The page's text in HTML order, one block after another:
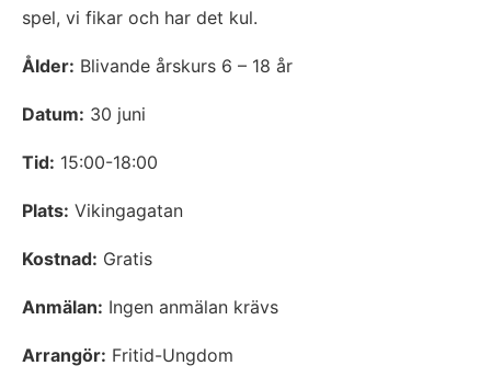
spel, vi fikar och har det kul.
Ålder: Blivande årskurs 6 – 18 år
Datum: 30 juni
Tid: 15:00-18:00
Plats: Vikingagatan
Kostnad: Gratis
Anmälan: Ingen anmälan krävs
Arrangör: Fritid-Ungdom